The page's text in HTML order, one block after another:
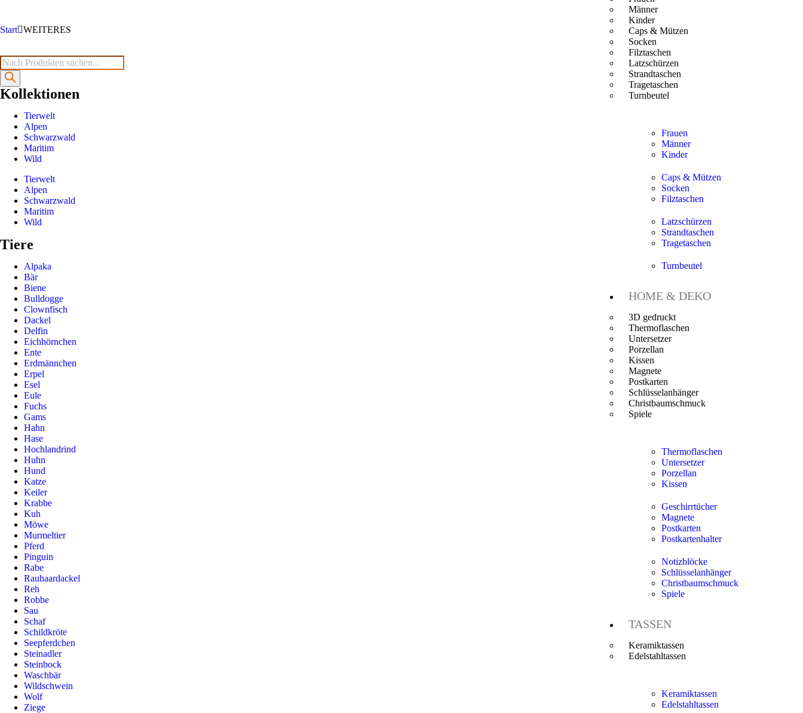
Männer
Kinder
Caps & Mützen
Socken
Filztaschen
Latzschürzen
Strandtaschen
Tragetaschen
Turnbeutel
Frauen
Männer
Kinder
Caps & Mützen
Socken
Filztaschen
Latzschürzen
Strandtaschen
Tragetaschen
Turnbeutel
HOME & DEKO
3D gedruckt
Thermoflaschen
Untersetzer
Porzellan
Kissen
Magnete
Postkarten
Schlüsselanhänger
Christbaumschmuck
Spiele
Thermoflaschen
Untersetzer
Porzellan
Kissen
Geschirrtücher
Magnete
Postkarten
Postkartenhalter
Notizblöcke
Schlüsselanhänger
Christbaumschmuck
Spiele
TASSEN
Keramiktassen
Edelstahltassen
Keramiktassen
Edelstahltassen
Start WEITERES
Kollektionen
Tierwelt
Alpen
Schwarzwald
Maritim
Wild
Tierwelt
Alpen
Schwarzwald
Maritim
Wild
Tiere
Alpaka
Bär
Biene
Bulldogge
Clownfisch
Dackel
Delfin
Eichhörnchen
Ente
Erdmännchen
Erpel
Esel
Eule
Fuchs
Gams
Hahn
Hase
Hochlandrind
Huhn
Hund
Katze
Keiler
Krabbe
Kuh
Möwe
Murmeltier
Pferd
Pinguin
Rabe
Rauhaardackel
Reh
Robbe
Sau
Schaf
Schildkröte
Seepferdchen
Steinadler
Steinbock
Waschbär
Wildschwein
Wolf
Ziege